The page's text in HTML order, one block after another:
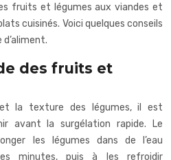
fruits et légumes aux viandes et
cuisinés. Voici quelques conseils
des fruits et
la texture des légumes, il est
avant la surgélation rapide. Le
les légumes dans de l’eau
minutes, puis à les refroidir